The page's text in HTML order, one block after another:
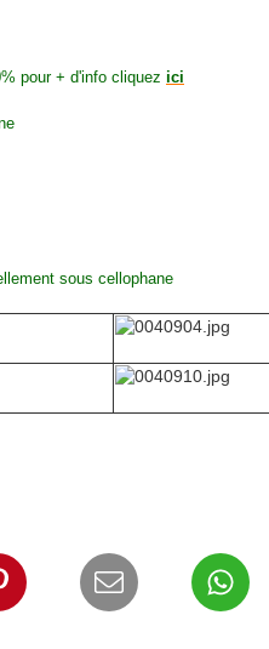
pour + d'info cliquez ici
sous cellophane